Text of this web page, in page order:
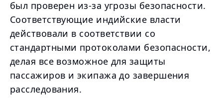
был проверен из-за угрозы безопасности.
Соответствующие индийские власти
действовали в соответствии со
стандартными протоколами безопасности,
делая все возможное для защиты
пассажиров и экипажа до завершения
расследования.